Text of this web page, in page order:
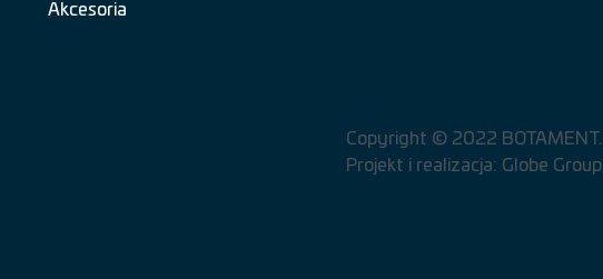
Akcesoria
Copyright © 2022 BOTAMENT.
Projekt i realizacja: Globe Group